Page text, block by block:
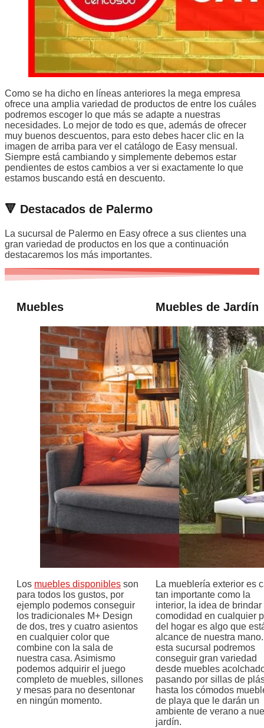
Como se ha dicho en líneas anteriores la mega empresa
ofrece una amplia variedad de productos de entre los cuáles
podremos escoger lo que más se adapte a nuestras
necesidades. Lo mejor de todo es que, además de ofrecer
muy buenos descuentos, para esto debes hacer clic en la
imagen de arriba para ver el catálogo de Easy mensual.
Siempre está cambiando y simplemente debemos estar
pendientes de estos cambios a ver si exactamente lo que
estamos buscando está en descuento.
🔻 Destacados de Palermo
La sucursal de Palermo en Easy ofrece a sus clientes una
gran variedad de productos en los que a continuación
destacaremos los más importantes.
Muebles
Los muebles disponibles son
para todos los gustos, por
ejemplo podemos conseguir
los tradicionales M+ Design
de dos, tres y cuatro asientos
en cualquier color que
combine con la sala de
nuestra casa. Asimismo
podemos adquirir el juego
completo de muebles, sillones
y mesas para no desentonar
en ningún momento.
Muebles de Jardín
La mueblería exterior es
tan importante como la
interior, la idea de brindar
comodidad en cualquier
del hogar es algo que
alcance de nuestra
esta sucursal podremos
conseguir gran variedad
desde muebles
pasando por sillas de
hasta los cómodos
de playa que le darán un
ambiente de verano a
jardín.